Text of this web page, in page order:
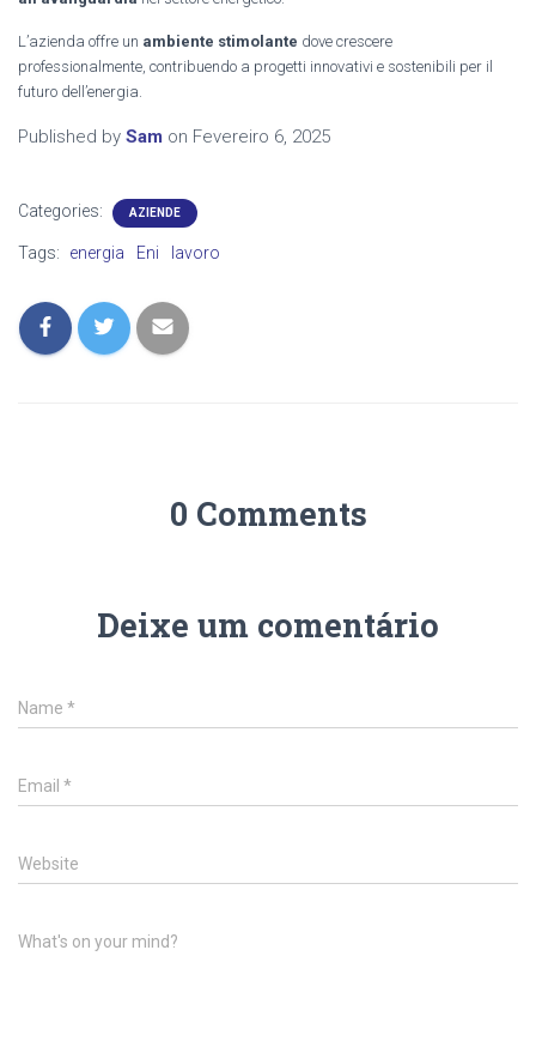
L’azienda offre un ambiente stimolante dove crescere
professionalmente, contribuendo a progetti innovativi e sostenibili per il
futuro dell’energia.
Published by Sam on Fevereiro 6, 2025
Categories: AZIENDE
Tags: energia Eni lavoro
0 Comments
Deixe um comentário
Name *
Email *
Website
What's on your mind?